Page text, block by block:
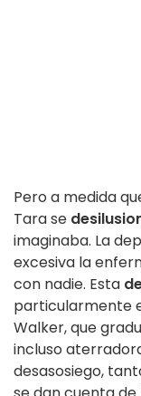
Pero a medida
Tara se
imaginaba. La
excesiva la
con nadie. Esta
particularmente
Walker, que
incluso
desasosiego,